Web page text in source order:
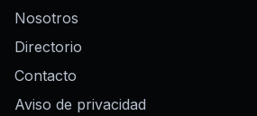
Nosotros
Directorio
Contacto
Aviso de privacidad